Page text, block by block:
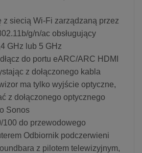
z siecią Wi-Fi zarządzaną przez
g/n/ac obsługujący
GHz lub 5 GHz
do portu eARC/ARC HDMI
z dołączonego kabla
ma tylko wyjście optyczne,
z dołączonego optycznego
Sonos
100 do przewodowego
Odbiornik podczerwieni
z pilotem telewizyjnym,